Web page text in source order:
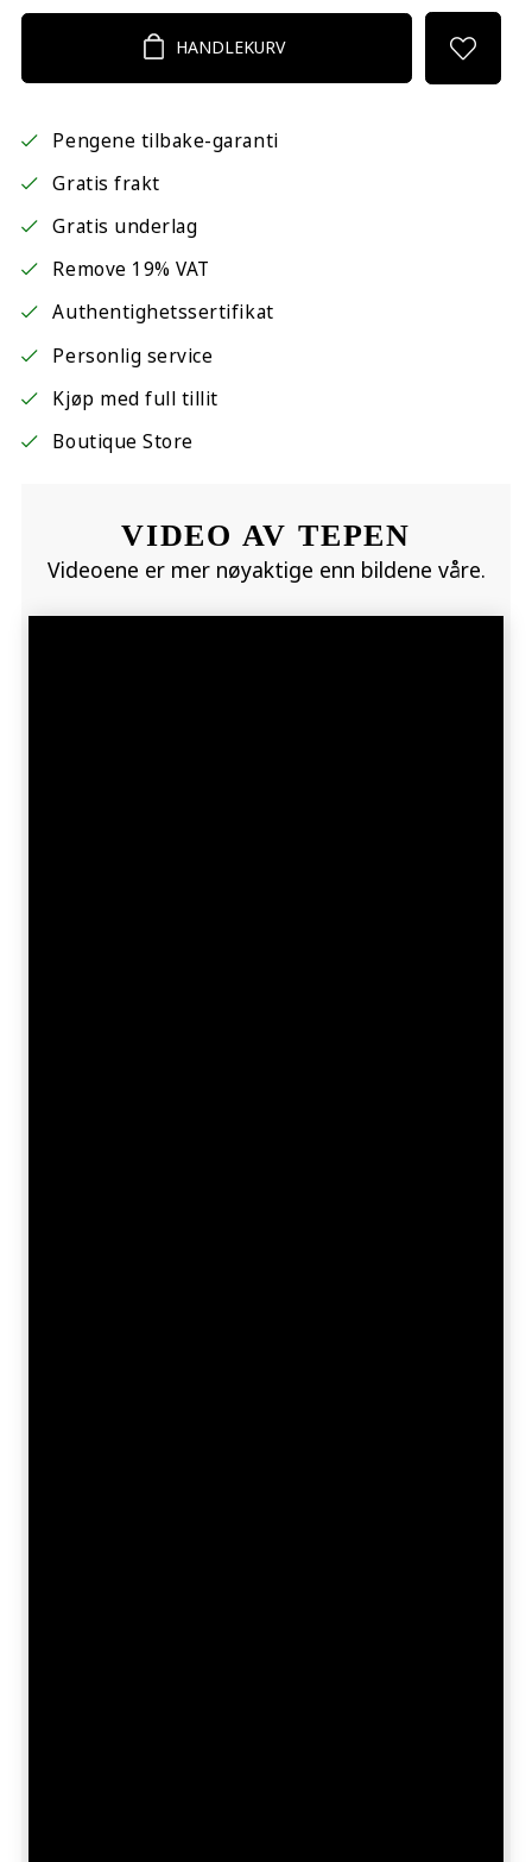
HANDLEKURV
Pengene tilbake-garanti
Gratis frakt
Gratis underlag
Remove 19% VAT
Authentighetssertifikat
Personlig service
Kjøp med full tillit
Boutique Store
VIDEO AV TEPEN
Videoene er mer nøyaktige enn bildene våre.